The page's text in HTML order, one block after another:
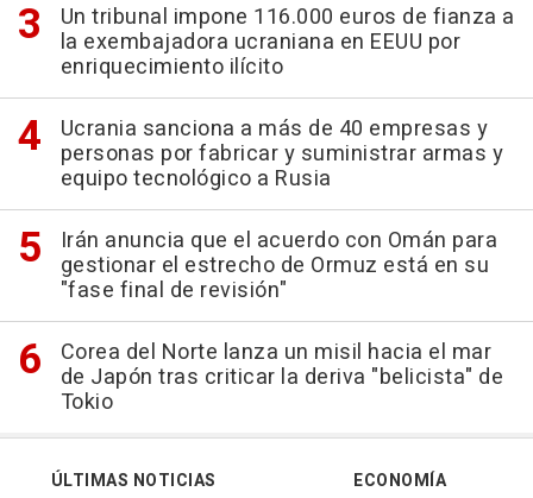
Un tribunal impone 116.000 euros de fianza a
la exembajadora ucraniana en EEUU por
enriquecimiento ilícito
Ucrania sanciona a más de 40 empresas y
personas por fabricar y suministrar armas y
equipo tecnológico a Rusia
Irán anuncia que el acuerdo con Omán para
gestionar el estrecho de Ormuz está en su
"fase final de revisión"
Corea del Norte lanza un misil hacia el mar
de Japón tras criticar la deriva "belicista" de
Tokio
ÚLTIMAS NOTICIAS
ECONOMÍA